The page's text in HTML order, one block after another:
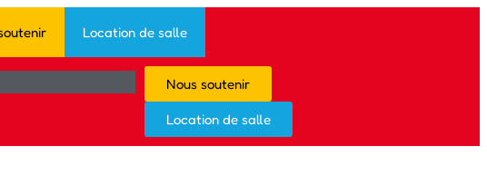
Location de salle
Nous soutenir
Location de salle